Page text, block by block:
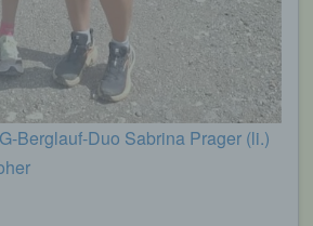
Berglauf-Duo Sabrina Prager (li.)